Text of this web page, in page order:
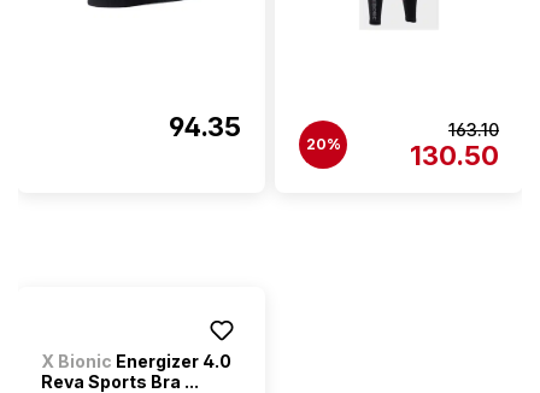
94.35
20%
163.10
130.50
X Bionic Energizer 4.0
Reva Sports Bra ...